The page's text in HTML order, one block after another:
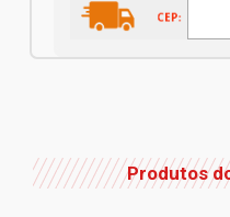
Produtos